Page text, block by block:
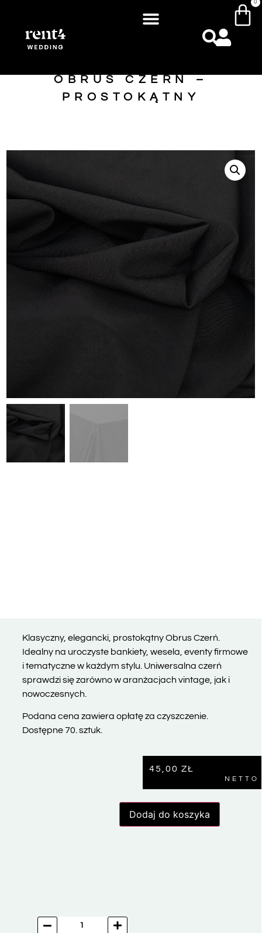
0
OBRUS CZERŃ –
PROSTOKĄTNY
Klasyczny, elegancki, prostokątny Obrus Czerń.
Idealny na uroczyste bankiety, wesela, eventy firmowe
i tematyczne w każdym stylu. Uniwersalna czerń
sprawdzi się zarówno w aranżacjach vintage, jak i
nowoczesnych.
Podana cena zawiera opłatę za czyszczenie.
Dostępne 70. sztuk.
45,00 ZŁ
NETTO
Dodaj do koszyka